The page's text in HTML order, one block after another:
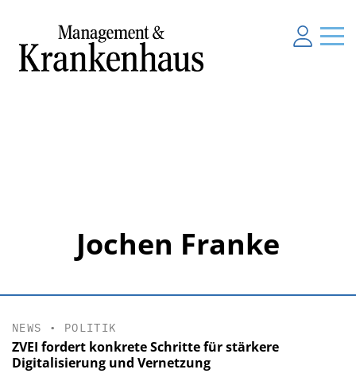
Jochen Franke
NEWS • POLITIK
ZVEI fordert konkrete Schritte für stärkere
Digitalisierung und Vernetzung